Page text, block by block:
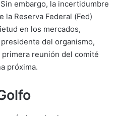
embargo, la incertidumbre
la Reserva Federal (Fed)
en los mercados,
del organismo,
reunión del comité
próxima.